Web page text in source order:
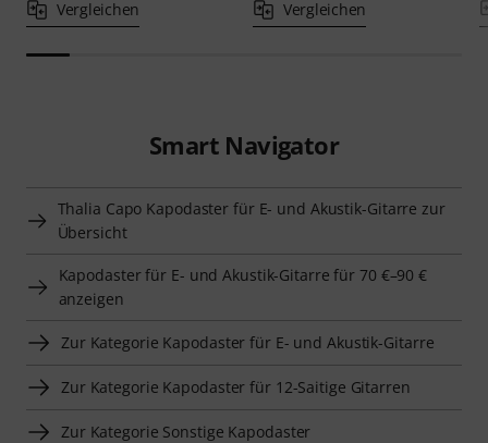
Vergleichen Vergleichen
Smart Navigator
Thalia Capo Kapodaster für E- und Akustik-Gitarre zur
Übersicht
Kapodaster für E- und Akustik-Gitarre für 70 €–90 €
anzeigen
Zur Kategorie Kapodaster für E- und Akustik-Gitarre
Zur Kategorie Kapodaster für 12-Saitige Gitarren
Zur Kategorie Sonstige Kapodaster